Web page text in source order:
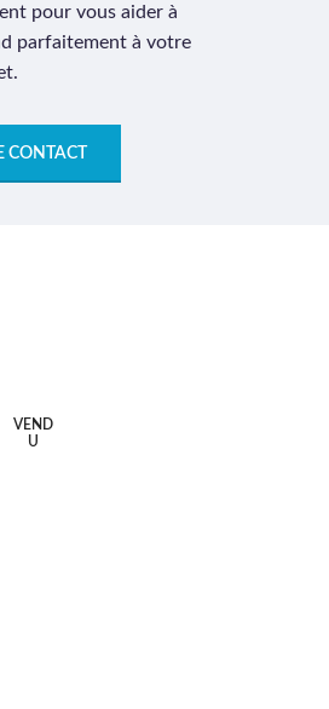
pour vous aider à
parfaitement à votre
CONTACT
VEND
U